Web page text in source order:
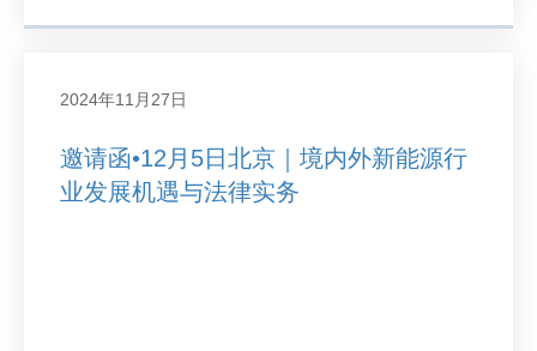
2024年11月27日
邀请函•12月5日北京｜境内外新能源行
业发展机遇与法律实务